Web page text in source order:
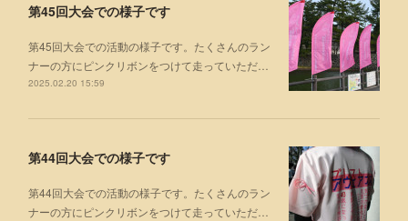
第45回大会での様子です
第45回大会での活動の様子です。たくさんのラン
ナーの方にピンクリボンをつけて走っていただ…
2025.02.20 15:59
第44回大会での様子です
第44回大会での活動の様子です。たくさんのラン
ナーの方にピンクリボンをつけて走っていただ…